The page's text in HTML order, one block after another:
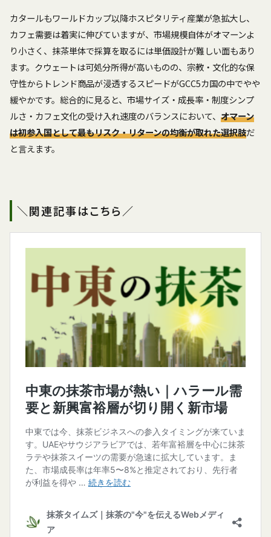
カタールもワールドカップ以降ホスピタリティ産業が急拡大し、
カフェ需要は着実に伸びていますが、市場規模自体がオマーンよ
り小さく、抹茶単体で採算を取るには単価設計が難しい面もあり
ます。クウェートは可処分所得が高いものの、宗教・文化的な保
守性からトレンド商品が浸透するスピードがGCC5カ国の中でやや
緩やかです。総合的に見ると、市場サイズ・成長率・制度シンプ
ルさ・カフェ文化の受け入れ速度のバランスにおいて、 オマーン
は初参入国として最もリスク・リターンの均衡が取れた選択肢だ
と言えます。
＼関連記事はこちら／